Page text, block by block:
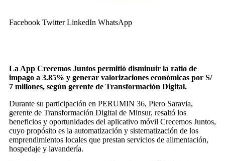
Facebook Twitter LinkedIn WhatsApp
La App Crecemos Juntos permitió disminuir la ratio de
impago a 3.85% y generar valorizaciones económicas por S/
7 millones, según gerente de Transformación Digital.
Durante su participación en PERUMIN 36, Piero Saravia,
gerente de Transformación Digital de Minsur, resaltó los
beneficios y oportunidades del aplicativo móvil Crecemos Juntos,
cuyo propósito es la automatización y sistematización de los
emprendimientos locales que prestan servicios de alimentación,
hospedaje y lavandería.